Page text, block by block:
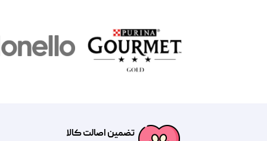
تضمین اصالت کالا